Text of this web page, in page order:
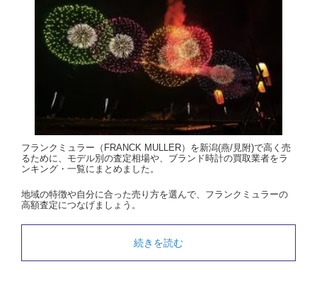
フランクミュラー（FRANCK MULLER）を新潟(燕/見附)で高く売
るために、モデル別の査定相場や、ブランド時計の買取業者をラ
ンキング・一覧にまとめました。
地域の特徴や自分に合った売り方を選んで、フランクミュラーの
高額査定につなげましょう。
続きを読む